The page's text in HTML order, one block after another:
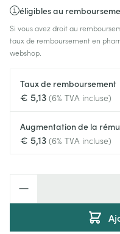
éligibles au
Si vous avez droit au
taux de remboursement en
webshop.
Taux de remboursement
€ 5,13 (6% TVA incluse)
Augmentation de la
€ 5,13 (6% TVA incluse)